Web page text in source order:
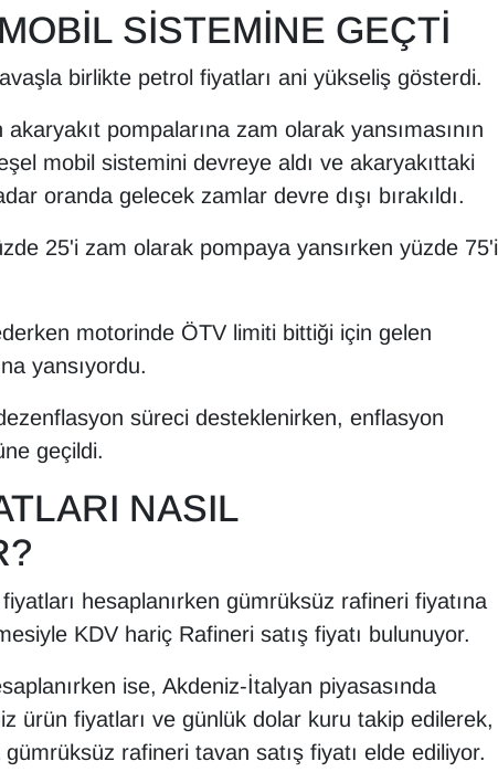
SİSTEMİNE GEÇTİ
birlikte petrol fiyatları ani yükseliş gösterdi.
pompalarına zam olarak yansımasının
mobil sistemini devreye aldı ve akaryakıttaki
oranda gelecek zamlar devre dışı bırakıldı.
25'i zam olarak pompaya yansırken yüzde 75'i
motorinde ÖTV limiti bittiği için gelen
yansıyordu.
süreci desteklenirken, enflasyon
geçildi.
NASIL
hesaplanırken gümrüksüz rafineri fiyatına
KDV hariç Rafineri satış fiyatı bulunuyor.
ise, Akdeniz-İtalyan piyasasında
ürün fiyatları ve günlük dolar kuru takip edilerek,
rafineri tavan satış fiyatı elde ediliyor.